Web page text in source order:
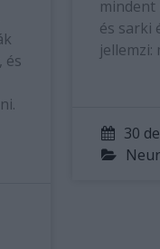
és
és sarki
30